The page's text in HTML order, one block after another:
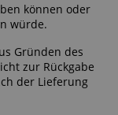
können oder
würde.
Gründen des
zur Rückgabe
der Lieferung